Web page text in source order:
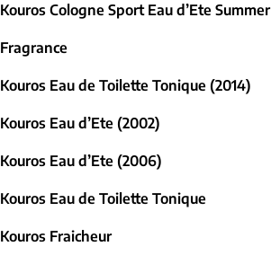
Kouros Cologne Sport Eau d’Ete Summer
Fragrance
Kouros Eau de Toilette Tonique (2014)
Kouros Eau d’Ete (2002)
Kouros Eau d’Ete (2006)
Kouros Eau de Toilette Tonique
Kouros Fraicheur